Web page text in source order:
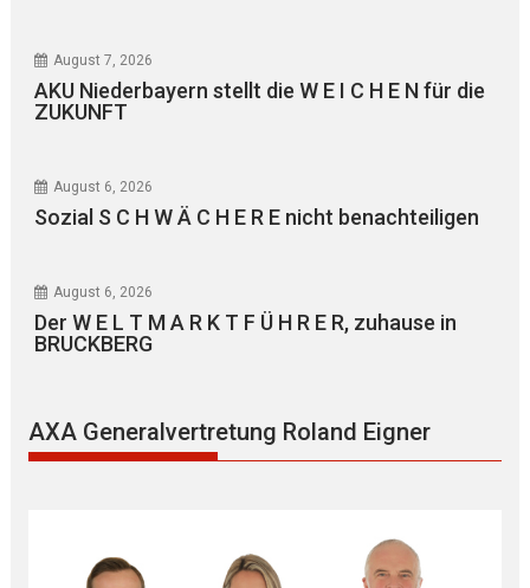
August 7, 2026
AKU Niederbayern stellt die W E I C H E N für die
ZUKUNFT
August 6, 2026
Sozial S C H W Ä C H E R E nicht benachteiligen
August 6, 2026
Der W E L T M A R K T F Ü H R E R, zuhause in
BRUCKBERG
AXA Generalvertretung Roland Eigner